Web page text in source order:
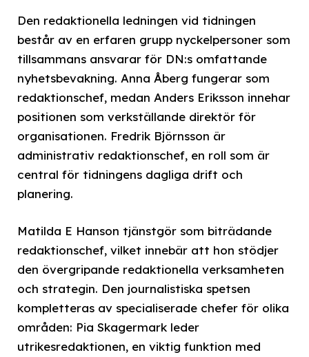
Den redaktionella ledningen vid tidningen
består av en erfaren grupp nyckelpersoner som
tillsammans ansvarar för DN:s omfattande
nyhetsbevakning. Anna Åberg fungerar som
redaktionschef, medan Anders Eriksson innehar
positionen som verkställande direktör för
organisationen. Fredrik Björnsson är
administrativ redaktionschef, en roll som är
central för tidningens dagliga drift och
planering.
Matilda E Hanson tjänstgör som biträdande
redaktionschef, vilket innebär att hon stödjer
den övergripande redaktionella verksamheten
och strategin. Den journalistiska spetsen
kompletteras av specialiserade chefer för olika
områden: Pia Skagermark leder
utrikesredaktionen, en viktig funktion med